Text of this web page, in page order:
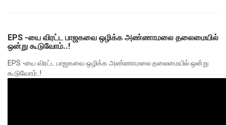
EPS -யை விரட்ட பாஜகவை ஒழிக்க அண்ணாமலை தலைமையில்
ஒன்று கூடுவோம்..!
EPS -யை விரட்ட பாஜகவை ஒழிக்க அண்ணாமலை தலைமையில் ஒன்று
கூடுவோம்..!